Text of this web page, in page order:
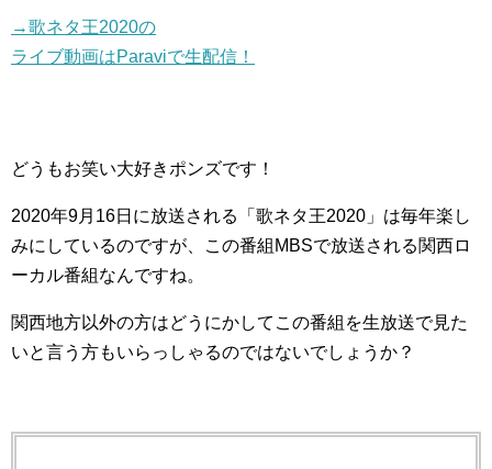
→歌ネタ王2020の
ライブ動画はParaviで生配信！
どうもお笑い大好きポンズです！
2020年9月16日に放送される「歌ネタ王2020」は毎年楽し
みにしているのですが、この番組MBSで放送される関西ロ
ーカル番組なんですね。
関西地方以外の方はどうにかしてこの番組を生放送で見た
いと言う方もいらっしゃるのではないでしょうか？